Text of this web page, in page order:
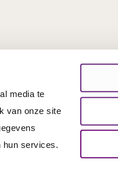
media te
van onze site
hun services.
Disclosure